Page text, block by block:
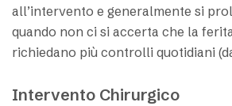
all’intervento e generalmente si
quando non ci si accerta che la
richiedano più controlli quotidiani
Intervento Chirurgico